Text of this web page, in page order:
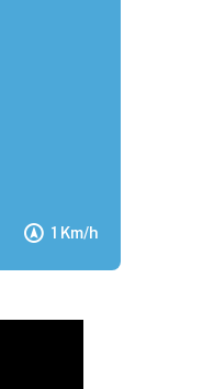
1 Km/h